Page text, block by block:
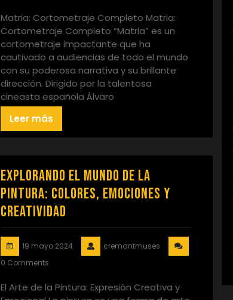
Matria: Cortometraje Completo Matria:
Cortometraje Completo “Matria” es un
cortometraje impactante que ha
cautivado a audiencias de todo el mundo
con su poderosa narrativa y su brillante
dirección. Dirigido por la talentosa
cineasta española Álvaro
Leer más
Explorando el Mundo de la
Pintura: Colores, Emociones y
Creatividad
19 mayo 2024
cremantmuses
0 Comments
El Arte de la Pintura: Expresión Creativa y